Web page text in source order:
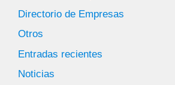
Directorio de Empresas
Otros
Entradas recientes
Noticias